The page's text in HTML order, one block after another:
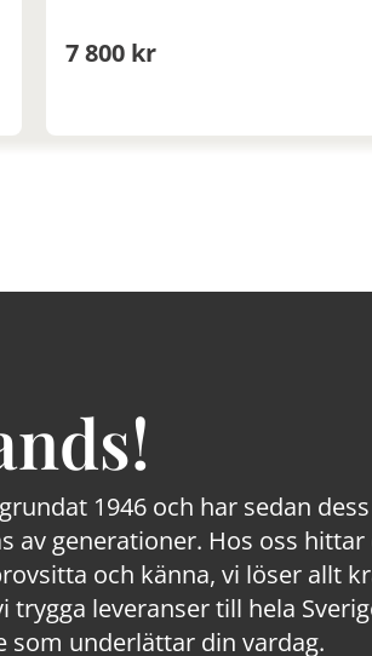
7 800 kr
1946 och har sedan
av generationer. Hos oss hittar
och känna, vi löser allt
leveranser till hela
som underlättar din vardag.